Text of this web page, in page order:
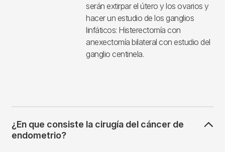
serán extirpar el útero y los ovarios y
hacer un estudio de los ganglios
linfáticos: Histerectomía con
anexectomía bilateral con estudio del
ganglio centinela.
¿En que consiste la cirugía del cáncer de
endometrio?